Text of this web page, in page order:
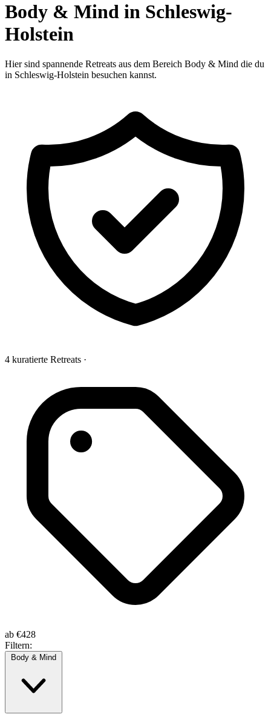
Body & Mind in Schleswig-
Holstein
Hier sind spannende Retreats aus dem Bereich Body & Mind die du
in Schleswig-Holstein besuchen kannst.
4 kuratierte Retreats ·
ab €428
Filtern:
Body & Mind